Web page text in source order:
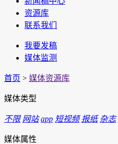
资源库
联系我们
我要发稿
媒体监测
首页 > 媒体资源库
媒体类型
不限 网站 app 短视频 报纸 杂志
媒体属性